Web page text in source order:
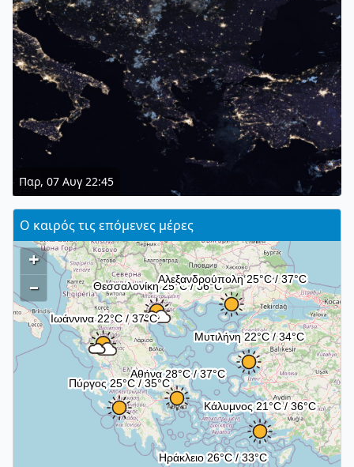
Παρ, 07 Αυγ 22:45
Ο καιρός τις επόμενες μέρες
+
–